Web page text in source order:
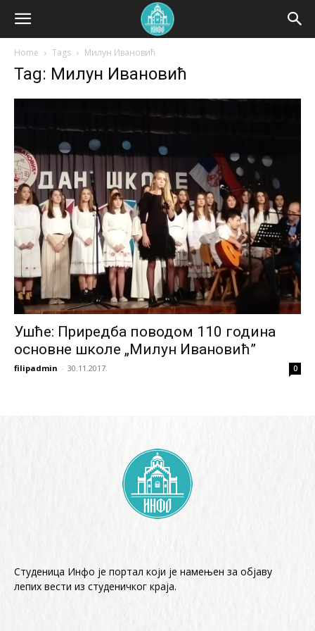
Home Tags Милун Ивановић
Tag: Милун Ивановић
Ушће: Приредба поводом 110 година
основне школе „Милун Ивановић”
filipadmin - 30.11.2017. 0
Студеница Инфо је портал који је намењен за објaву
лепих вести из студеничког краја.